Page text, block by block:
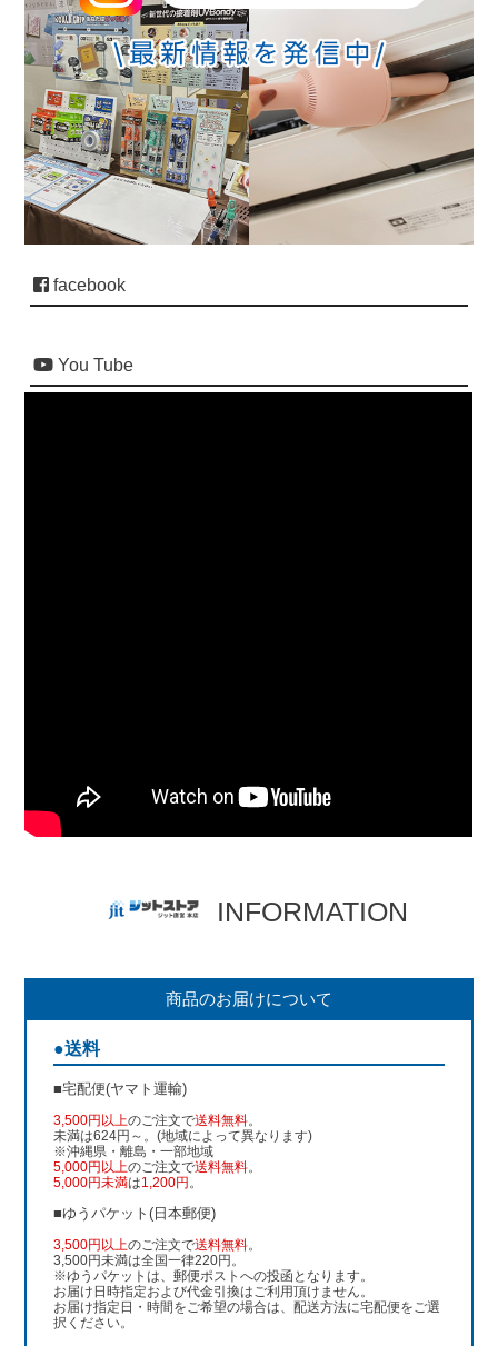
facebook
You Tube
INFORMATION
商品のお届けについて
●送料
■宅配便(ヤマト運輸)
3,500円以上のご注文で送料無料。
未満は624円～。(地域によって異なります)
※沖縄県・離島・一部地域
5,000円以上のご注文で送料無料。
5,000円未満は1,200円 。
■ゆうパケット(日本郵便)
3,500円以上のご注文で送料無料。
3,500円未満は全国一律220円。
※ゆうパケットは、郵便ポストへの投函となります。
お届け日時指定および代金引換はご利用頂けません。
お届け指定日・時間をご希望の場合は、配送方法に宅配便をご選
択ください。